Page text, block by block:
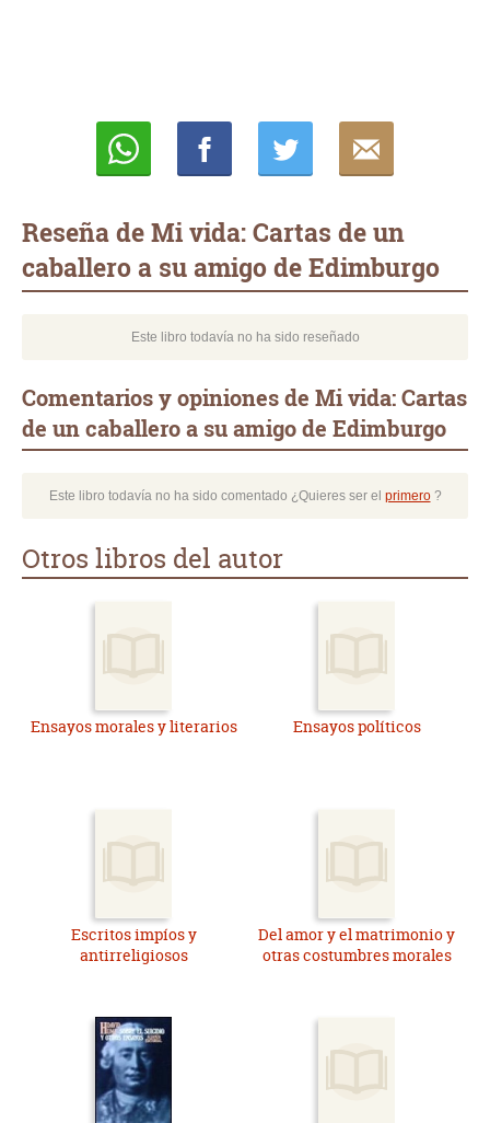
Reseña de Mi vida: Cartas de un
caballero a su amigo de Edimburgo
Este libro todavía no ha sido reseñado
Comentarios y opiniones de Mi vida: Cartas
de un caballero a su amigo de Edimburgo
Este libro todavía no ha sido comentado ¿Quieres ser el primero?
Otros libros del autor
Ensayos morales y literarios Ensayos políticos
Escritos impíos y
antirreligiosos
Del amor y el matrimonio y
otras costumbres morales